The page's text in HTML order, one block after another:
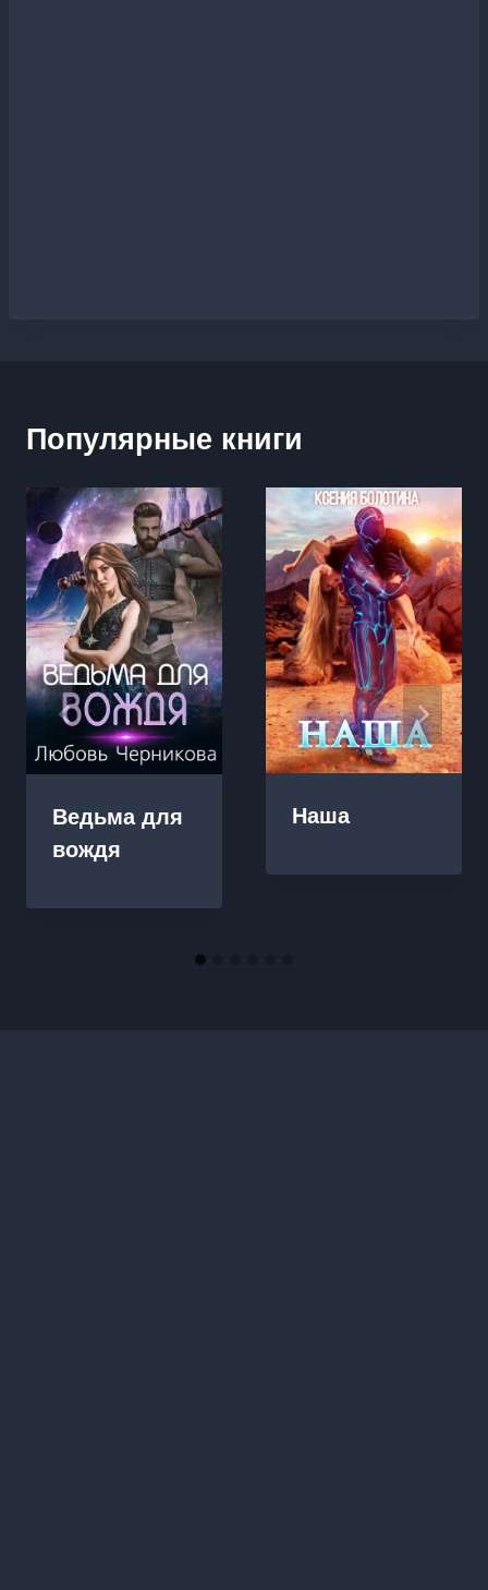
Популярные книги
Ведьма для
вождя
Наша